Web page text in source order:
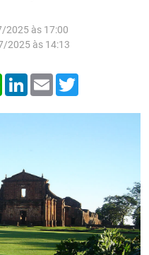
2025 às 17:00
2025 às 14:13
WhatsApp
LinkedIn
Email